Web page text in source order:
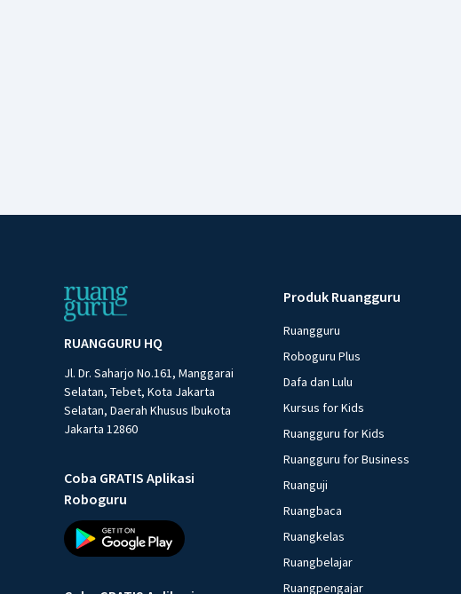
RUANGGURU HQ
Jl. Dr. Saharjo No.161, Manggarai
Selatan, Tebet, Kota Jakarta
Selatan, Daerah Khusus Ibukota
Jakarta 12860
Coba GRATIS Aplikasi
Roboguru
Produk Ruangguru
Ruangguru
Roboguru Plus
Dafa dan Lulu
Kursus for Kids
Ruangguru for Kids
Ruangguru for Business
Ruanguji
Ruangbaca
Ruangkelas
Ruangbelajar
Ruangpengajar